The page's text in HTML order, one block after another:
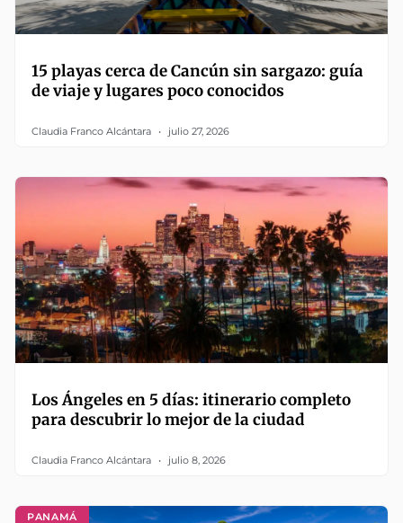
15 playas cerca de Cancún sin sargazo: guía
de viaje y lugares poco conocidos
Claudia Franco Alcántara julio 27, 2026
Los Ángeles en 5 días: itinerario completo
para descubrir lo mejor de la ciudad
Claudia Franco Alcántara julio 8, 2026
PANAMÁ